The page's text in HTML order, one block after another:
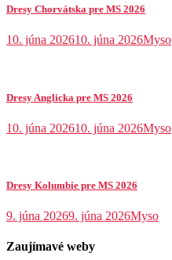
Dresy Chorvátska pre MS 2026
10. júna 202610. júna 2026Myso
Dresy Anglicka pre MS 2026
10. júna 202610. júna 2026Myso
Dresy Kolumbie pre MS 2026
9. júna 20269. júna 2026Myso
Zaujímavé weby